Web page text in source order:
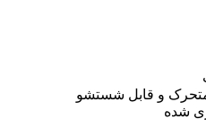
و قابل شستشو
شده